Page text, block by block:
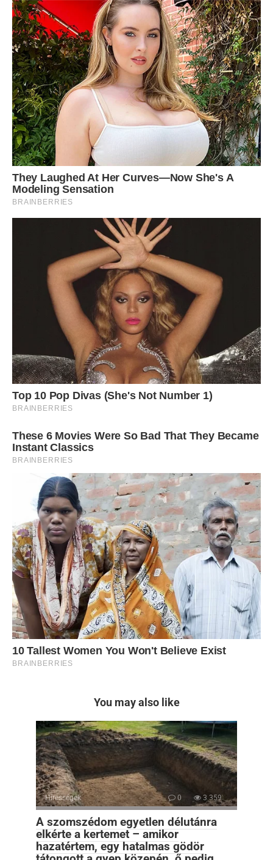
You may also like
Hírességek 0 3 359
A szomszédom egyetlen délutánra
elkérte a kertemet – amikor
hazatértem, egy hatalmas gödör